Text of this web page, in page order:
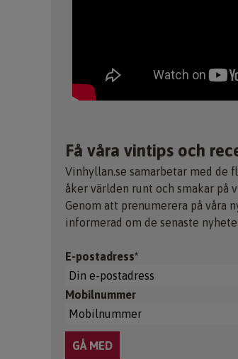
Få våra vintips och
Vinhyllan.se samarbetar med de
åker världen runt och smakar på
Genom att prenumerera på våra
informerad om de senaste
E-postadress*
Mobilnummer